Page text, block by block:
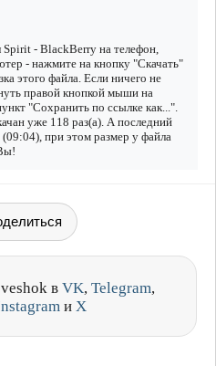
Spirit - BlackBerry на телефон,
- нажмите на кнопку "Скачать"
этого файла. Если ничего не
правой кнопкой мыши на
"Сохранить по ссылке как...".
уже 118 раз(а). А последний
при этом размер у файла
в VK, Telegram,
и X